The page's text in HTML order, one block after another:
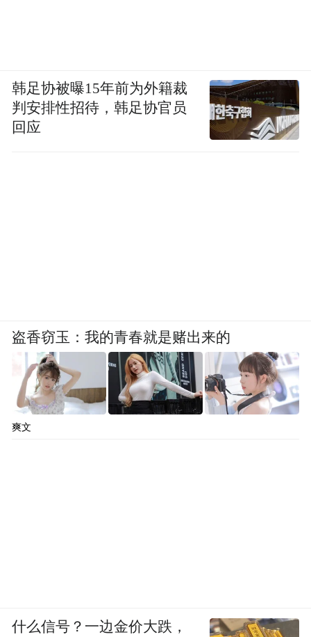
韩足协被曝15年前为外籍裁
判安排性招待，韩足协官员
回应
盗香窃玉：我的青春就是赌出来的
爽文
什么信号？一边金价大跌，